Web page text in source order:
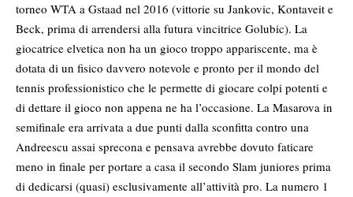
torneo WTA a Gstaad nel 2016 (vittorie su Jankovic, Kontaveit e
Beck, prima di arrendersi alla futura vincitrice Golubic). La
giocatrice elvetica non ha un gioco troppo appariscente, ma è
dotata di un fisico davvero notevole e pronto per il mondo del
tennis professionistico che le permette di giocare colpi potenti e
di dettare il gioco non appena ne ha l’occasione. La Masarova in
semifinale era arrivata a due punti dalla sconfitta contro una
Andreescu assai sprecona e pensava avrebbe dovuto faticare
meno in finale per portare a casa il secondo Slam juniores prima
di dedicarsi (quasi) esclusivamente all’attività pro. La numero 1